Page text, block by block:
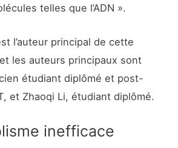
telles que l’ADN ».
l’auteur principal de cette
les auteurs principaux sont
étudiant diplômé et post-
et Zhaoqi Li, étudiant diplômé.
inefficace